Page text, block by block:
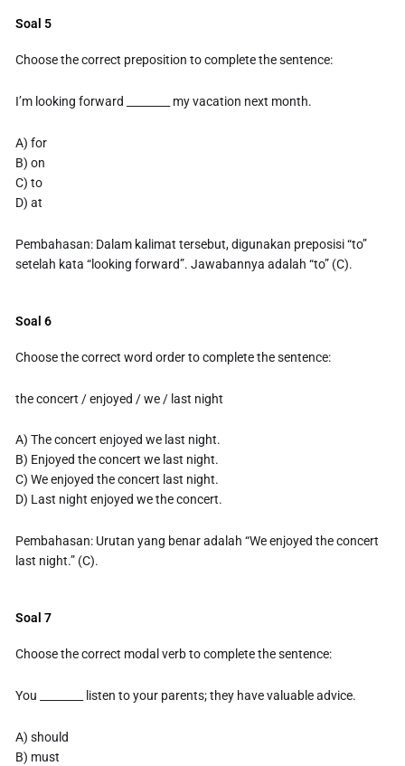
Soal 5
Choose the correct preposition to complete the sentence:
I’m looking forward ________ my vacation next month.
A) for
B) on
C) to
D) at
Pembahasan: Dalam kalimat tersebut, digunakan preposisi “to”
setelah kata “looking forward”. Jawabannya adalah “to” (C).
Soal 6
Choose the correct word order to complete the sentence:
the concert / enjoyed / we / last night
A) The concert enjoyed we last night.
B) Enjoyed the concert we last night.
C) We enjoyed the concert last night.
D) Last night enjoyed we the concert.
Pembahasan: Urutan yang benar adalah “We enjoyed the concert
last night.” (C).
Soal 7
Choose the correct modal verb to complete the sentence:
You ________ listen to your parents; they have valuable advice.
A) should
B) must